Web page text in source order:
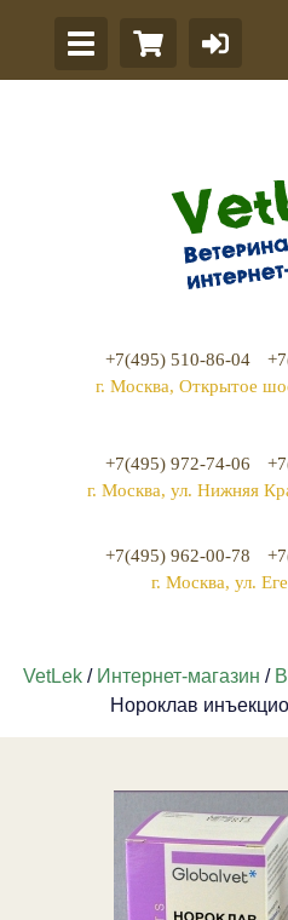
+7(495) 510-86-04
г. Москва, Открытое
+7(495) 972-74-06
г. Москва, ул. Нижняя
+7(495) 962-00-78
г. Москва, ул.
VetLek / Интернет-магазин /
Нороклав